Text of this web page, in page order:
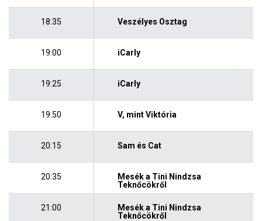
18:35 Veszélyes Osztag
19:00 iCarly
19:25 iCarly
19:50 V, mint Viktória
20:15 Sam és Cat
20:35
Mesék a Tini Nindzsa
Teknőcökről
21:00
Mesék a Tini Nindzsa
Teknőcökről